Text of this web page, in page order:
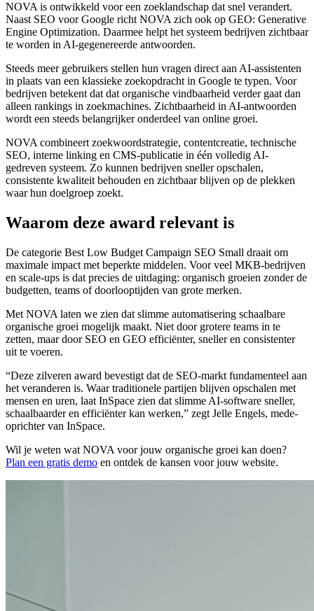
NOVA is ontwikkeld voor een zoeklandschap dat snel verandert.
Naast SEO voor Google richt NOVA zich ook op GEO: Generative
Engine Optimization. Daarmee helpt het systeem bedrijven zichtbaar
te worden in AI-gegenereerde antwoorden.
Steeds meer gebruikers stellen hun vragen direct aan AI-assistenten
in plaats van een klassieke zoekopdracht in Google te typen. Voor
bedrijven betekent dat dat organische vindbaarheid verder gaat dan
alleen rankings in zoekmachines. Zichtbaarheid in AI-antwoorden
wordt een steeds belangrijker onderdeel van online groei.
NOVA combineert zoekwoordstrategie, contentcreatie, technische
SEO, interne linking en CMS-publicatie in één volledig AI-
gedreven systeem. Zo kunnen bedrijven sneller opschalen,
consistente kwaliteit behouden en zichtbaar blijven op de plekken
waar hun doelgroep zoekt.
Waarom deze award relevant is
De categorie Best Low Budget Campaign SEO Small draait om
maximale impact met beperkte middelen. Voor veel MKB-bedrijven
en scale-ups is dat precies de uitdaging: organisch groeien zonder de
budgetten, teams of doorlooptijden van grote merken.
Met NOVA laten we zien dat slimme automatisering schaalbare
organische groei mogelijk maakt. Niet door grotere teams in te
zetten, maar door SEO en GEO efficiënter, sneller en consistenter
uit te voeren.
“Deze zilveren award bevestigt dat de SEO-markt fundamenteel aan
het veranderen is. Waar traditionele partijen blijven opschalen met
mensen en uren, laat InSpace zien dat slimme AI-software sneller,
schaalbaarder en efficiënter kan werken,” zegt Jelle Engels, mede-
oprichter van InSpace.
Wil je weten wat NOVA voor jouw organische groei kan doen?
Plan een gratis demo en ontdek de kansen voor jouw website.